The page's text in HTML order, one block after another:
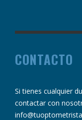
CONTACTO
Si tienes cualquier
contactar con